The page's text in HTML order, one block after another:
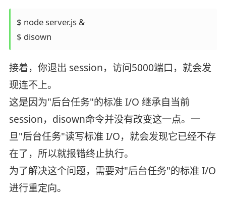
$ node server.js &
接着，你退出 session，访问5000端口，就会发
现连不上。
这是因为"后台任务"的标准 I/O 继承自当前
session，disown命令并没有改变这一点。一
旦"后台任务"读写标准 I/O，就会发现它已经不存
在了，所以就报错终止执行。
为了解决这个问题，需要对"后台任务"的标准 I/O
进行重定向。